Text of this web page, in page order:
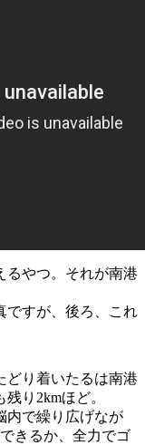
るやつ。それが南港
ですが、後ろ、これ
どり着いたるは南港
り2kmほど。
内で繰り広げなが
きるか、全力でゴ